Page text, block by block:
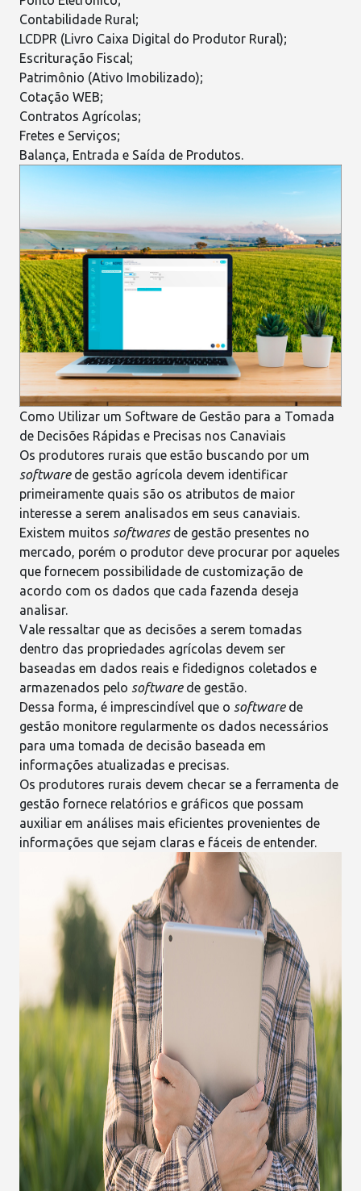
Contabilidade Rural;
LCDPR (Livro Caixa Digital do Produtor Rural);
Escrituração Fiscal;
Patrimônio (Ativo Imobilizado);
Cotação WEB;
Contratos Agrícolas;
Fretes e Serviços;
Balança, Entrada e Saída de Produtos.
Como Utilizar um Software de Gestão para a Tomada
de Decisões Rápidas e Precisas nos Canaviais
Os produtores rurais que estão buscando por um
softwarede gestão agrícola devem identificar
primeiramente quais são os atributos de maior
interesse a serem analisados em seus canaviais.
Existem muitos softwaresde gestão presentes no
mercado, porém o produtor deve procurar por aqueles
que fornecem possibilidade de customização de
acordo com os dados que cada fazenda deseja
analisar.
Vale ressaltar que as decisões a serem tomadas
dentro das propriedades agrícolas devem ser
baseadas em dados reais e fidedignos coletados e
armazenados pelo softwarede gestão.
Dessa forma, é imprescindível que o softwarede
gestão monitore regularmente os dados necessários
para uma tomada de decisão baseada em
informações atualizadas e precisas.
Os produtores rurais devem checar se a ferramenta de
gestão fornece relatórios e gráficos que possam
auxiliar em análises mais eficientes provenientes de
informações que sejam claras e fáceis de entender.